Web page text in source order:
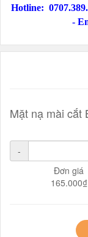
Hotline:
-
Mặt nạ mài cắt
-
Đơn giá
165.000₫